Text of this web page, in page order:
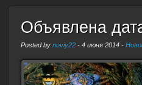
Объявлена
Posted bynoviy22 -4 июня 2014 -